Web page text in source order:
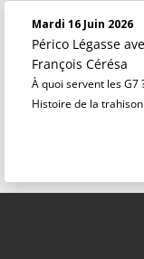
Mardi 16 Juin 2026
Périco Légasse
François Cérésa
À quoi servent les
Histoire de la